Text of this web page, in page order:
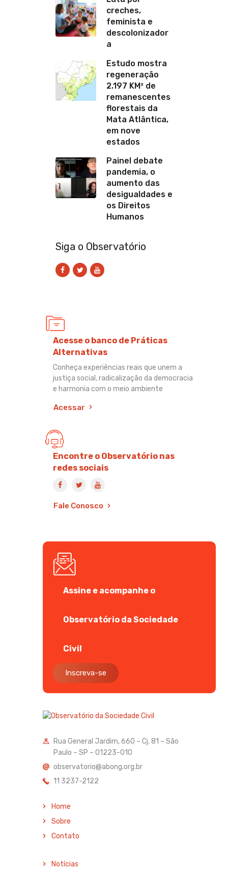
creches,
feminista e
descolonizador
a
Estudo mostra
regeneração
2.197 KM² de
remanescentes
florestais da
Mata Atlântica,
em nove
estados
Painel debate
pandemia, o
aumento das
desigualdades e
os Direitos
Humanos
Siga o Observatório
Acesse o banco de Práticas
Alternativas
Conheça experiências reais que unem a
justiça social, radicalização da democracia
e harmonia com o meio ambiente
Acessar
Encontre o Observatório nas
redes sociais
Fale Conosco
Assine e acompanhe o
Observatório da Sociedade
Civil
Inscreva-se
Rua General Jardim, 660 – Cj. 81 – São
Paulo – SP – 01223-010
observatorio@abong.org.br
11 3237-2122
Home
Sobre
Contato
Notícias